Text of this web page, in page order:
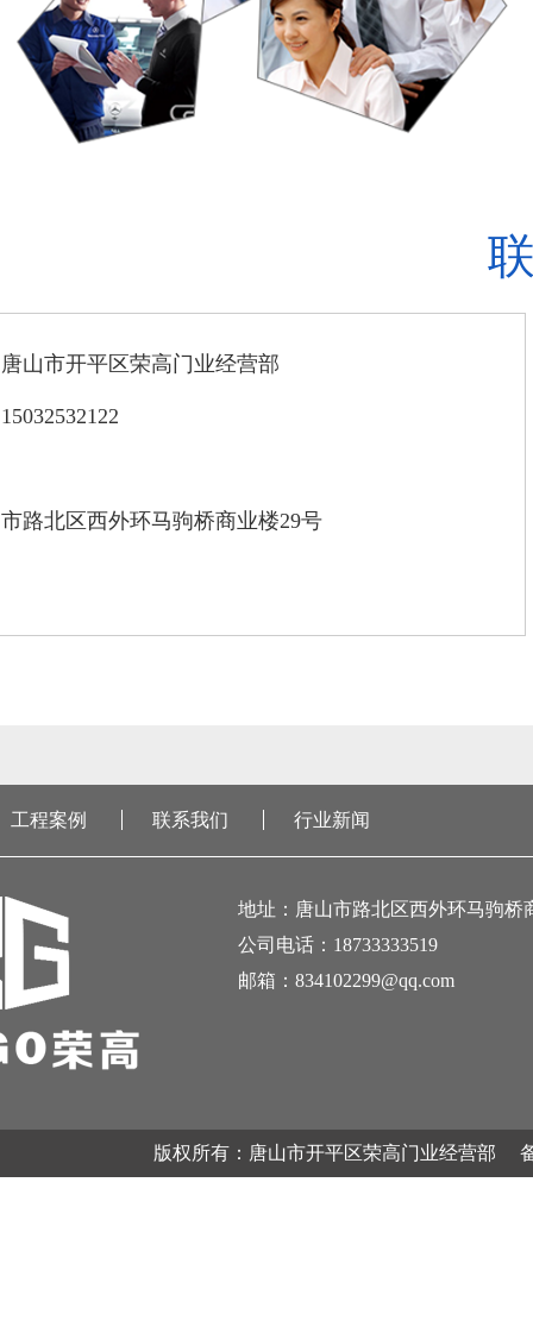
山市开平区荣高门业经营部
路北区西外环马驹桥商业楼29号
工程案例 联系我们 行业新闻
地址：唐山市路北区西外环马驹桥
公司电话：18733333519
邮箱：834102299@qq.com
版权所有：唐山市开平区荣高门业经营部